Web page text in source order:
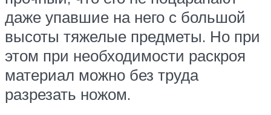
даже упавшие на него с большой
высоты тяжелые предметы. Но при
этом при необходимости раскроя
материал можно без труда
разрезать ножом.